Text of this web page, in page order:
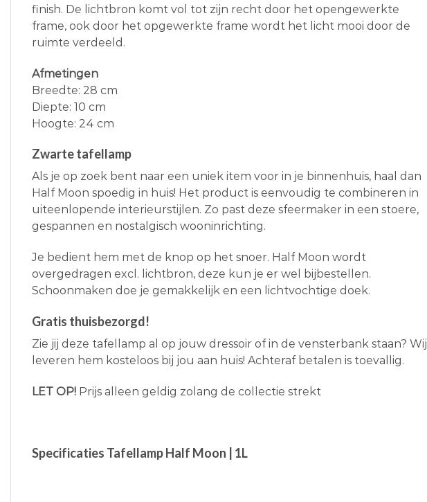
finish. De lichtbron komt vol tot zijn recht door het opengewerkte
frame, ook door het opgewerkte frame wordt het licht mooi door de
ruimte verdeeld.
Afmetingen
Breedte: 28 cm
Diepte: 10 cm
Hoogte: 24 cm
Zwarte tafellamp
Als je op zoek bent naar een uniek item voor in je binnenhuis, haal dan
Half Moon spoedig in huis! Het product is eenvoudig te combineren in
uiteenlopende interieurstijlen. Zo past deze sfeermaker in een stoere,
gespannen en nostalgisch wooninrichting.
Je bedient hem met de knop op het snoer. Half Moon wordt
overgedragen excl. lichtbron, deze kun je er wel bijbestellen.
Schoonmaken doe je gemakkelijk en een lichtvochtige doek.
Gratis thuisbezorgd!
Zie jij deze tafellamp al op jouw dressoir of in de vensterbank staan? Wij
leveren hem kosteloos bij jou aan huis! Achteraf betalen is toevallig.
LET OP! Prijs alleen geldig zolang de collectie strekt
Specificaties Tafellamp Half Moon | 1L